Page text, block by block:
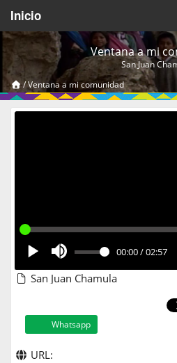
Inicio
Acerca de
Videos Temáticos
Cerrar
Ventana a mi
San Juan
/Ventana a mi comunidad
00:00/02:57
San Juan Chamula
Whatsapp
URL: